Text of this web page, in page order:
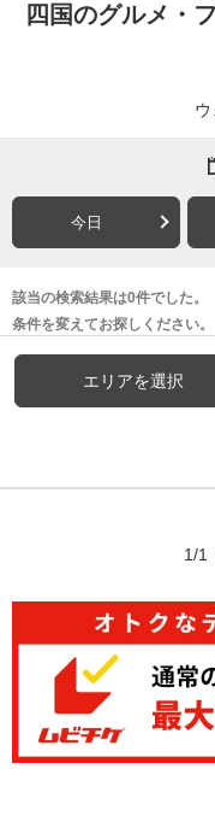
四国のグルメ・
今日
該当の検索結果は0件でした。
条件を変えてお探しください。
エリアを選択
1/1